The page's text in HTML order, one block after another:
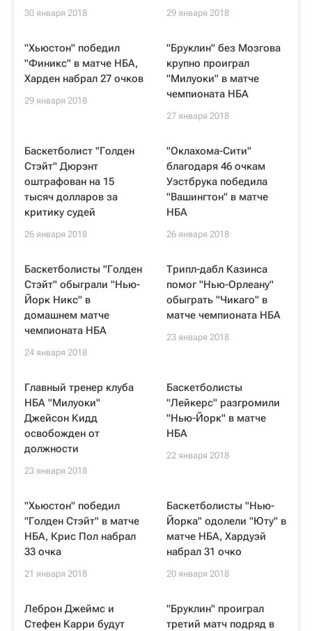
30 января 2018 29 января 2018
"Хьюстон" победил
"Финикс" в матче НБА,
Харден набрал 27 очков
29 января 2018
"Бруклин" без Мозгова
крупно проиграл
"Милуоки" в матче
чемпионата НБА
27 января 2018
Баскетболист "Голден
Стэйт" Дюрэнт
оштрафован на 15
тысяч долларов за
критику судей
26 января 2018
"Оклахома-Сити"
благодаря 46 очкам
Уэстбрука победила
"Вашингтон" в матче
НБА
26 января 2018
Баскетболисты "Голден
Стэйт" обыграли "Нью-
Йорк Никс" в
домашнем матче
чемпионата НБА
24 января 2018
Трипл-дабл Казинса
помог "Нью-Орлеану"
обыграть "Чикаго" в
матче чемпионата НБА
23 января 2018
Главный тренер клуба
НБА "Милуоки"
Джейсон Кидд
освобожден от
должности
23 января 2018
Баскетболисты
"Лейкерс" разгромили
"Нью-Йорк" в матче
НБА
22 января 2018
"Хьюстон" победил
"Голден Стэйт" в матче
НБА, Крис Пол набрал
33 очка
21 января 2018
Баскетболисты "Нью-
Йорка" одолели "Юту" в
матче НБА, Хардуэй
набрал 31 очко
20 января 2018
Леброн Джеймс и
Стефен Карри будут
"Бруклин" проиграл
третий матч подряд в